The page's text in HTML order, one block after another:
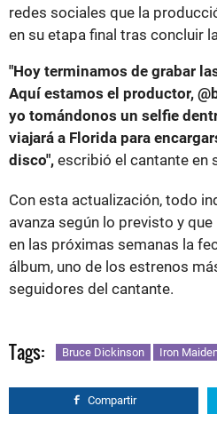
redes sociales que la
en su etapa final tras concluir
"Hoy terminamos de grabar
Aquí estamos el productor,
yo tomándonos un selfie
viajará a Florida para
disco", escribió el cantante en
Con esta actualización, todo
avanza según lo previsto y
en las próximas semanas la
álbum, uno de los estrenos
seguidores del cantante.
Tags: Bruce Dickinson Iron
Compartir